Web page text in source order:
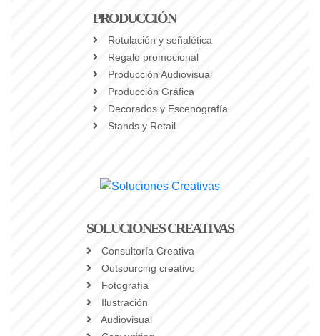
PRODUCCIÓN
Rotulación y señalética
Regalo promocional
Producción Audiovisual
Producción Gráfica
Decorados y Escenografía
Stands y Retail
SOLUCIONES CREATIVAS
Consultoría Creativa
Outsourcing creativo
Fotografía
Ilustración
Audiovisual